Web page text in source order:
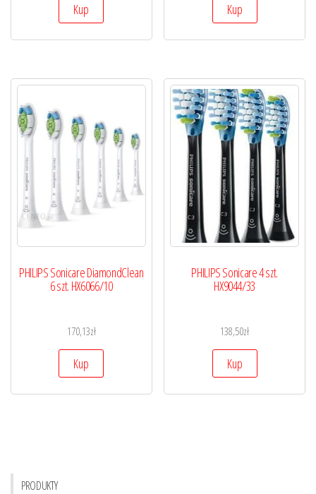
Kup Kup
PHILIPS Sonicare DiamondClean
6 szt. HX6066/10
170,13zł
Kup
PHILIPS Sonicare 4 szt.
HX9044/33
138,50zł
Kup
PRODUKTY